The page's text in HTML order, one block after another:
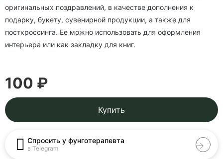
оригинальных поздравлений, в качестве дополнения к
подарку, букету, сувенирной продукции, а также для
посткроссинга. Ее можно использовать для оформления
интерьера или как закладку для книг.
100 ₽
Купить
Спросить у фунготерапевта
в Telegram